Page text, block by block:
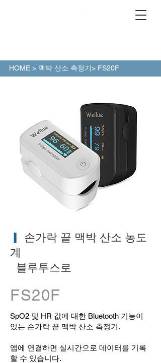
HOME > 맥박 산소 측정기> FS20F
▎
손가락 끝 맥박 산소 농도
계
블루투스로
FS20F
SpO2 및 HR 값에 대한 Bluetooth 기능이
있는 손가락 끝 맥박 산소 측정기.
앱에 연결하면 실시간으로 데이터를 기록
할 수 있습니다.